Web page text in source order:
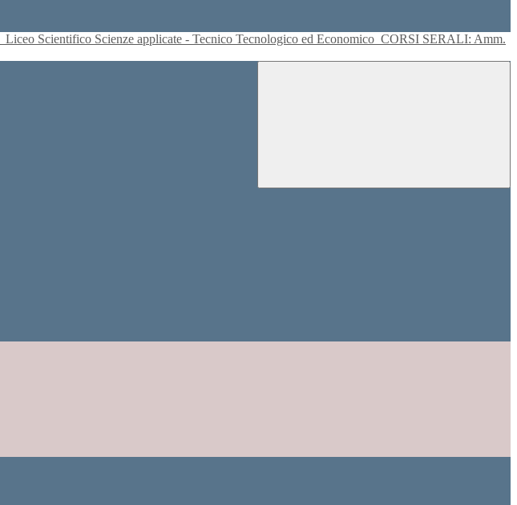
Liceo Scientifico Scienze applicate - Tecnico Tecnologico ed Economico CORSI SERALI: Amm.